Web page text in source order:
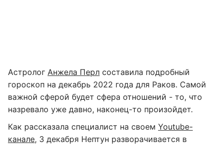
Астролог Анжела Перл составила подробный
гороскоп на декабрь 2022 года для Раков. Самой
важной сферой будет сфера отношений - то, что
назревало уже давно, наконец-то произойдет.
Как рассказала специалист на своем Youtube-
канале, 3 декабря Нептун разворачивается в